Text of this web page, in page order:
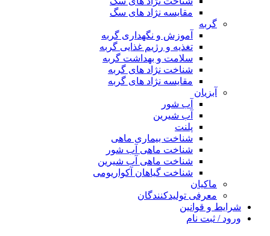
مقایسه نژاد های سگ
گربه
آموزش و نگهداری گربه
تغذیه و رژیم غذایی گربه
سلامت و بهداشت گربه
شناخت نژاد های گربه
مقایسه نژاد های گربه
آبزیان
آب شور
آب شیرین
پلنت
شناخت بیماری ماهی
شناخت ماهی آب شور
شناخت ماهی آب شیرین
شناخت گیاهان آکواریومی
ماکیان
معرفی تولیدکنندگان
شرایط و قوانین
ورود / ثبت نام